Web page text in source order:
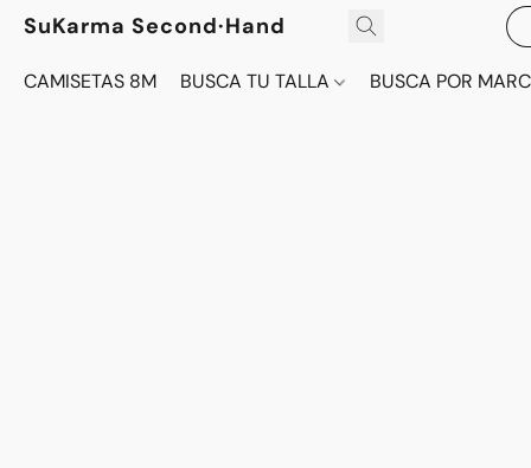
SuKarma Second·Hand
CAMISETAS 8M BUSCA TU TALLA BUSCA POR